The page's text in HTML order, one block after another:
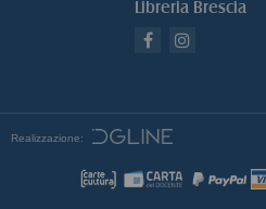
Libreria Brescia
Realizzazione: